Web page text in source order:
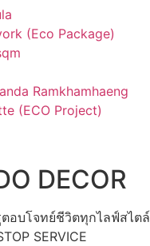
(Eco Package)
Ramkhamhaeng
(ECO Project)
DECOR
อบโจทย์ชีวิตทุกไลฟ์สไตล์
SERVICE